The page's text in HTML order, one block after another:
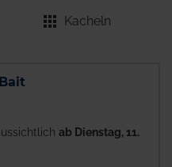
Kacheln
ab Dienstag, 11.